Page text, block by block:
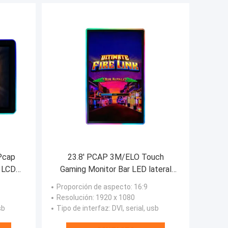
23.8' PCAP 3M/ELO Touch
Gaming Monitor Bar LED lateral
para juegos de tragamonedas
Proporción de aspecto: 16:9
Resolución: 1920 x 1080
Tipo de interfaz: DVI, serial, usb